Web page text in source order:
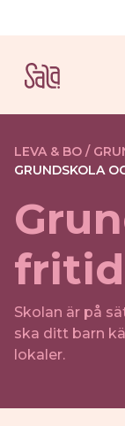
LEVA & BO /
GRUNDSKOLA
Skolan är på
ska ditt barn
lokaler.